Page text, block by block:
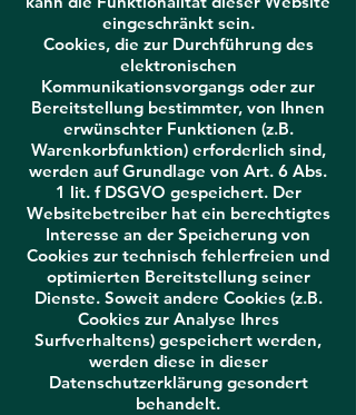
eingeschränkt sein.
Cookies, die zur Durchführung des
elektronischen
Kommunikationsvorgangs oder zur
Bereitstellung bestimmter, von Ihnen
erwünschter Funktionen (z.B.
Warenkorbfunktion) erforderlich sind,
werden auf Grundlage von Art. 6 Abs.
1 lit. f DSGVO gespeichert. Der
Websitebetreiber hat ein berechtigtes
Interesse an der Speicherung von
Cookies zur technisch fehlerfreien und
optimierten Bereitstellung seiner
Dienste. Soweit andere Cookies (z.B.
Cookies zur Analyse Ihres
Surfverhaltens) gespeichert werden,
werden diese in dieser
Datenschutzerklärung gesondert
behandelt.